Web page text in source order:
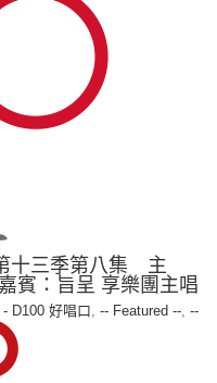
十三季第八集 主
賓：旨呈 享樂團主唱
D100 好唱口, -- Featured --, --